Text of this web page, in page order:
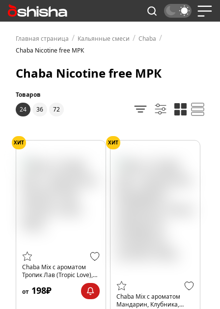
Главная страница / Кальянные смеси / Chaba /
Chaba Nicotine free МРК
Chaba Nicotine free МРК
Товаров
24
36 72
ХИТ
Chaba Mix с ароматом
Тропик Лав (Tropic Love),
от 198₽
ХИТ
Chaba Mix с ароматом
Мандарин, Клубника,